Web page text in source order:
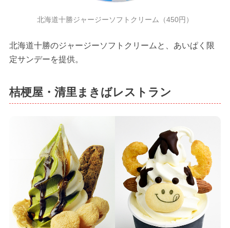
北海道十勝ジャージーソフトクリーム（450円）
北海道十勝のジャージーソフトクリームと、あいぱく限
定サンデーを提供。
桔梗屋・清里まきばレストラン